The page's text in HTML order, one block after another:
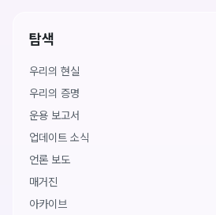
탐색
우리의 현실
우리의 증명
운용 보고서
업데이트 소식
언론 보도
매거진
아카이브